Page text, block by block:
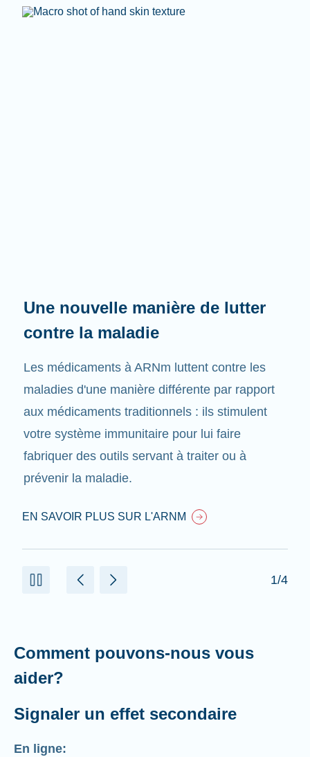
Une nouvelle manière de lutter
contre la maladie
Les médicaments à ARNm luttent contre les
maladies d'une manière différente par rapport
aux médicaments traditionnels : ils stimulent
votre système immunitaire pour lui faire
fabriquer des outils servant à traiter ou à
prévenir la maladie.
EN SAVOIR PLUS SUR L'ARNM
1/4
Comment pouvons-nous vous
aider?
Signaler un effet secondaire
En ligne: